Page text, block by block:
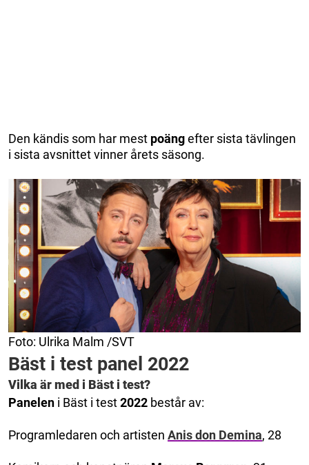
Den kändis som har mest poängefter sista tävlingen
i sista avsnittet vinner årets säsong.
Foto: Ulrika Malm /SVT
Bäst i test panel 2022
Vilka är med i Bäst i test?
Panelen i Bäst i test2022 består av:
Programledaren och artisten Anis don Demina, 28